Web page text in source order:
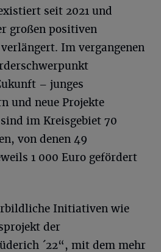
seit 2021 und
großen positiven
Im vergangenen
– junges
und neue Projekte
im Kreisgebiet 70
von denen 49
1 000 Euro gefördert
Initiativen wie
der
´22“, mit dem mehr